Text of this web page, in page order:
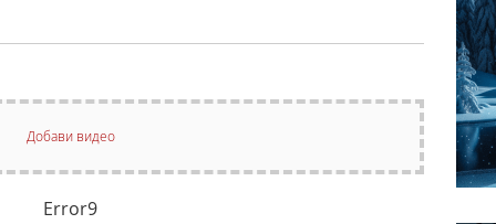
Добави видео
Error9